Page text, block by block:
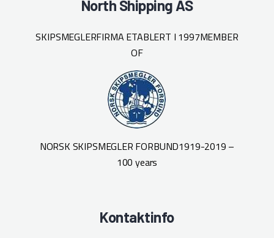
North Shipping AS
SKIPSMEGLERFIRMA ETABLERT I 1997MEMBER
OF
NORSK SKIPSMEGLER FORBUND1919-2019 –
100 years
Kontaktinfo